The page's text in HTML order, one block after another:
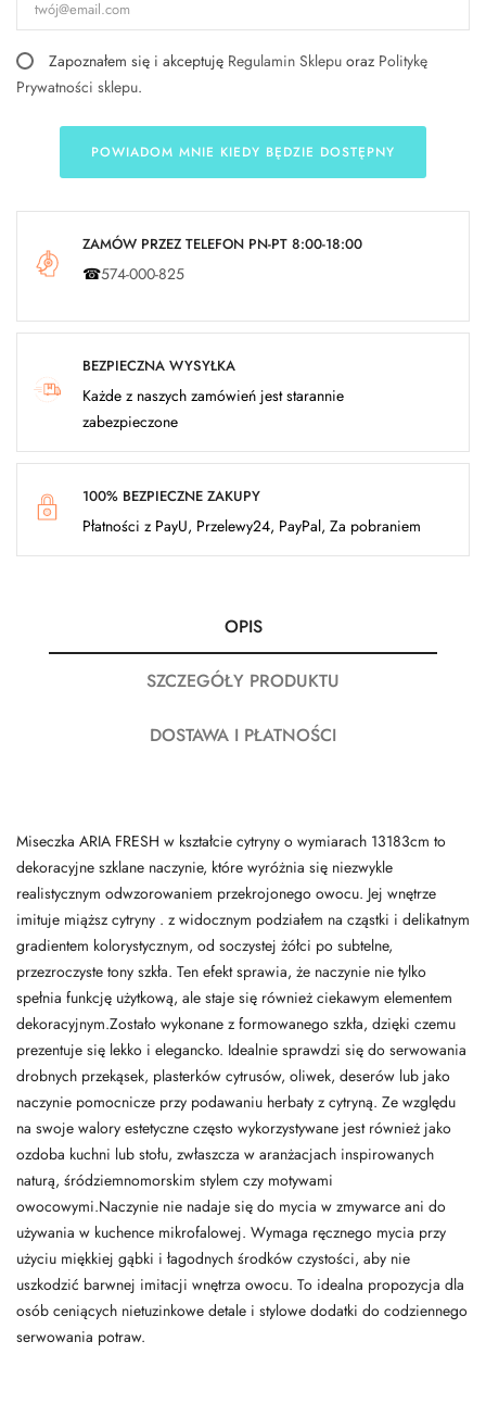
Zapoznałem się i akceptuję Regulamin Sklepu oraz Politykę
Prywatności sklepu.
POWIADOM MNIE KIEDY BĘDZIE DOSTĘPNY
ZAMÓW PRZEZ TELEFON PN-PT 8:00-18:00
☎574-000-825
BEZPIECZNA WYSYŁKA
Każde z naszych zamówień jest starannie
zabezpieczone
100% BEZPIECZNE ZAKUPY
Płatności z PayU, Przelewy24, PayPal, Za pobraniem
OPIS
SZCZEGÓŁY PRODUKTU
DOSTAWA I PŁATNOŚCI
Miseczka ARIA FRESH w kształcie cytryny o wymiarach 13183cm to
dekoracyjne szklane naczynie, które wyróżnia się niezwykle
realistycznym odwzorowaniem przekrojonego owocu. Jej wnętrze
imituje miąższ cytryny . z widocznym podziałem na cząstki i delikatnym
gradientem kolorystycznym, od soczystej żółci po subtelne,
przezroczyste tony szkła. Ten efekt sprawia, że naczynie nie tylko
spełnia funkcję użytkową, ale staje się również ciekawym elementem
dekoracyjnym.Zostało wykonane z formowanego szkła, dzięki czemu
prezentuje się lekko i elegancko. Idealnie sprawdzi się do serwowania
drobnych przekąsek, plasterków cytrusów, oliwek, deserów lub jako
naczynie pomocnicze przy podawaniu herbaty z cytryną. Ze względu
na swoje walory estetyczne często wykorzystywane jest również jako
ozdoba kuchni lub stołu, zwłaszcza w aranżacjach inspirowanych
naturą, śródziemnomorskim stylem czy motywami
owocowymi.Naczynie nie nadaje się do mycia w zmywarce ani do
używania w kuchence mikrofalowej. Wymaga ręcznego mycia przy
użyciu miękkiej gąbki i łagodnych środków czystości, aby nie
uszkodzić barwnej imitacji wnętrza owocu. To idealna propozycja dla
osób ceniących nietuzinkowe detale i stylowe dodatki do codziennego
serwowania potraw.